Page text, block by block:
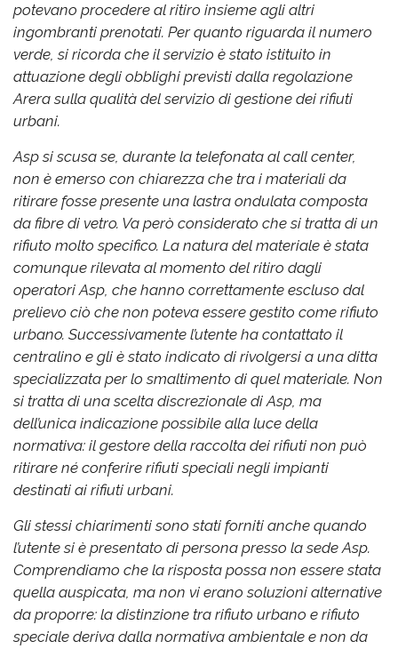
potevano procedere al ritiro insieme agli altri
ingombranti prenotati. Per quanto riguarda il numero
verde, si ricorda che il servizio è stato istituito in
attuazione degli obblighi previsti dalla regolazione
Arera sulla qualità del servizio di gestione dei rifiuti
urbani.
Asp si scusa se, durante la telefonata al call center,
non è emerso con chiarezza che tra i materiali da
ritirare fosse presente una lastra ondulata composta
da fibre di vetro. Va però considerato che si tratta di un
rifiuto molto specifico. La natura del materiale è stata
comunque rilevata al momento del ritiro dagli
operatori Asp, che hanno correttamente escluso dal
prelievo ciò che non poteva essere gestito come rifiuto
urbano. Successivamente l’utente ha contattato il
centralino e gli è stato indicato di rivolgersi a una ditta
specializzata per lo smaltimento di quel materiale. Non
si tratta di una scelta discrezionale di Asp, ma
dell’unica indicazione possibile alla luce della
normativa: il gestore della raccolta dei rifiuti non può
ritirare né conferire rifiuti speciali negli impianti
destinati ai rifiuti urbani.
Gli stessi chiarimenti sono stati forniti anche quando
l’utente si è presentato di persona presso la sede Asp.
Comprendiamo che la risposta possa non essere stata
quella auspicata, ma non vi erano soluzioni alternative
da proporre: la distinzione tra rifiuto urbano e rifiuto
speciale deriva dalla normativa ambientale e non da